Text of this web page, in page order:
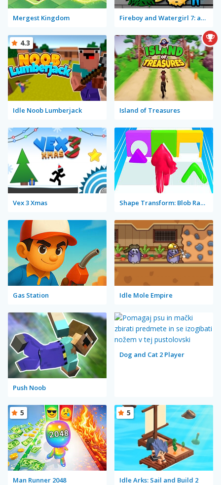
Mergest Kingdom Fireboy and Watergirl 7: and Friends
Idle Noob Lumberjack
4.3
Island of Treasures
Vex 3 Xmas Shape Transform: Blob Racing
Gas Station Idle Mole Empire
Push Noob
Dog and Cat 2 Player
Man Runner 2048
5
Idle Arks: Sail and Build 2
5